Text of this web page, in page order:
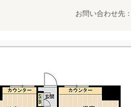
お問い合わせ先